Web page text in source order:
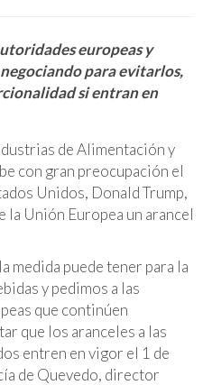
europeas y
para evitarlos,
si entran en
de Alimentación y
con gran preocupación el
Unidos, Donald Trump,
la Unión Europea un arancel
medida puede tener para la
y pedimos a las
que continúen
que los aranceles a las
entren en vigor el 1 de
de Quevedo, director